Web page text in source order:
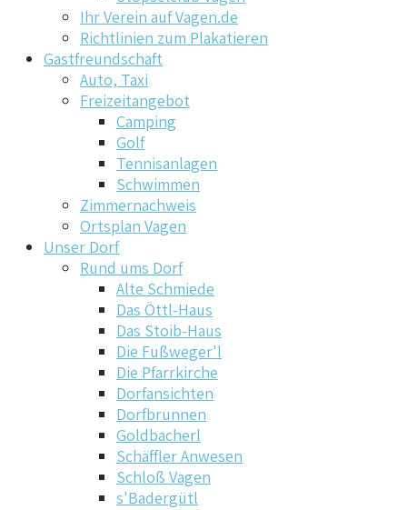
Ihr Verein auf Vagen.de
Richtlinien zum Plakatieren
Gastfreundschaft
Auto, Taxi
Freizeitangebot
Camping
Golf
Tennisanlagen
Schwimmen
Zimmernachweis
Ortsplan Vagen
Unser Dorf
Rund ums Dorf
Alte Schmiede
Das Öttl-Haus
Das Stoib-Haus
Die Fußweger'l
Die Pfarrkirche
Dorfansichten
Dorfbrunnen
Goldbacherl
Schäffler Anwesen
Schloß Vagen
s'Badergütl